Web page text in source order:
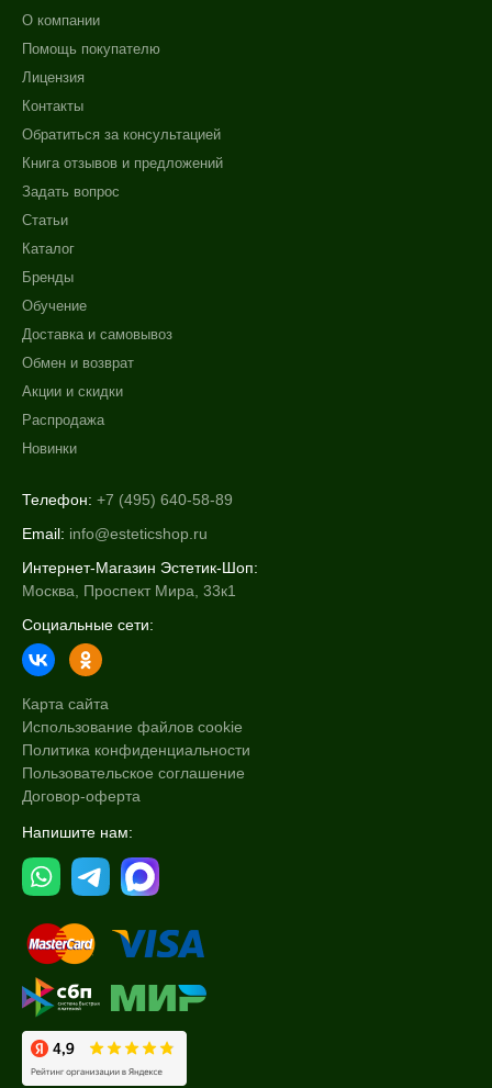
О компании
Помощь покупателю
Лицензия
Контакты
Обратиться за консультацией
Книга отзывов и предложений
Задать вопрос
Статьи
Каталог
Бренды
Обучение
Доставка и самовывоз
Обмен и возврат
Акции и скидки
Распродажа
Новинки
Телефон: +7 (495) 640-58-89
Email: info@esteticshop.ru
Интернет-Магазин Эстетик-Шоп:
Москва, Проспект Мира, 33к1
Социальные сети:
Карта сайта
Использование файлов cookie
Политика конфиденциальности
Пользовательское соглашение
Договор-оферта
Напишите нам: